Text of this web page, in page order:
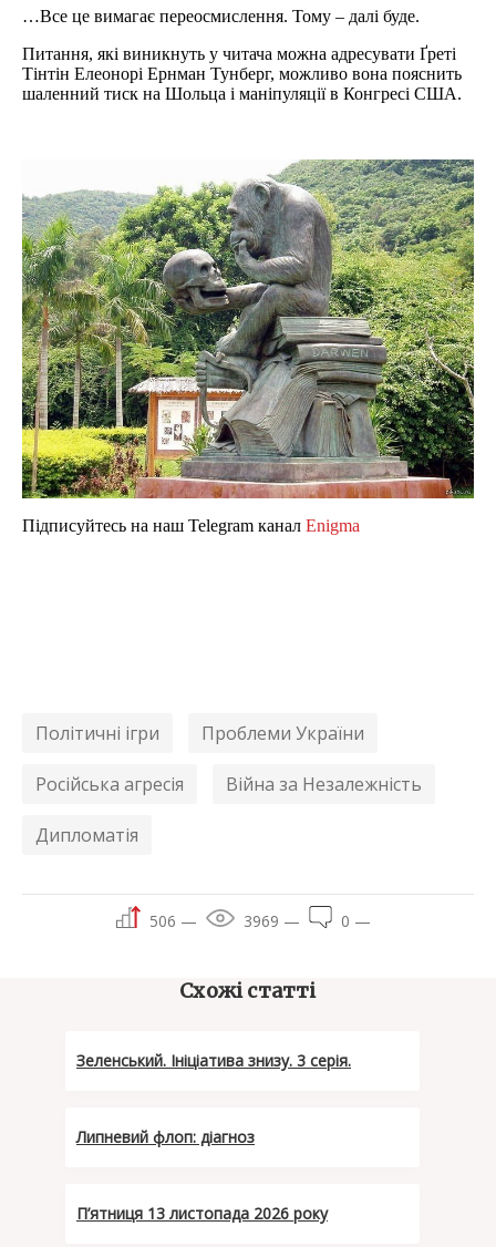
…Все це вимагає переосмислення. Тому – далі буде.
Питання, які виникнуть у читача можна адресувати Ґреті
Тінтін Елеонорі Ернман Тунберг, можливо вона пояснить
шаленний тиск на Шольца і маніпуляції в Конгресі США.
Підписуйтесь на наш Telegram канал Enigma
Політичні ігри Проблеми України
Російська агресія Війна за Незалежність
Дипломатія
506 — 3969 — 0 —
Схожі статті
Зеленський. Ініціатива знизу. 3 серія.
Липневий флоп: діагноз
П’ятниця 13 листопада 2026 року